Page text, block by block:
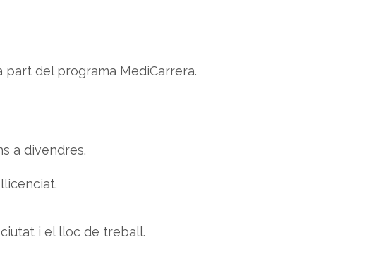
part del programa MediCarrera.
a divendres.
i el lloc de treball.